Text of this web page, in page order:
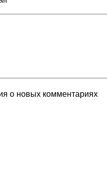
о новых комментариях